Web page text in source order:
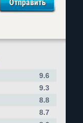
9.6
9.3
8.8
8.7